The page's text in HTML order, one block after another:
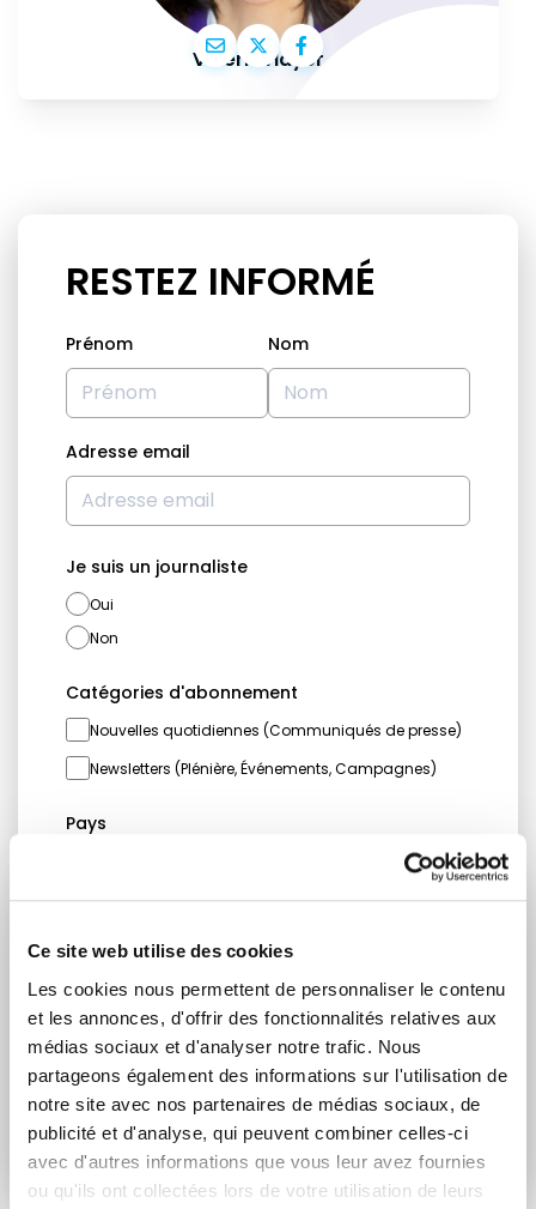
Ce site web utilise des cookies
Les cookies nous permettent de personnaliser le contenu
et les annonces, d'offrir des fonctionnalités relatives aux
médias sociaux et d'analyser notre trafic. Nous
partageons également des informations sur l'utilisation de
notre site avec nos partenaires de médias sociaux, de
publicité et d'analyse, qui peuvent combiner celles-ci
avec d'autres informations que vous leur avez fournies
ou qu'ils ont collectées lors de votre utilisation de leurs
Valérie Hayer
RESTEZ INFORMÉ
Prénom Nom
Adresse email
Je suis un journaliste
Oui
Non
Catégories d'abonnement
Nouvelles quotidiennes (Communiqués de presse)
Newsletters (Plénière, Événements, Campagnes)
Pays
communications.Données personnelles
* Please note that EN is the main
communication language
Soumettre